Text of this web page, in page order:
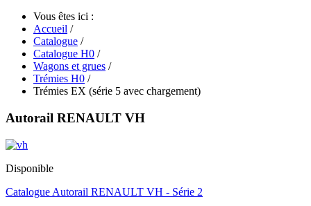
Vous êtes ici :
Accueil /
Catalogue /
Catalogue H0 /
Wagons et grues /
Trémies H0 /
Trémies EX (série 5 avec chargement)
Autorail RENAULT VH
Disponible
Catalogue Autorail RENAULT VH - Série 2